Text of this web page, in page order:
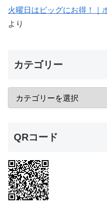
火曜日はビッグにお得！｜
より
カテゴリー
QRコード